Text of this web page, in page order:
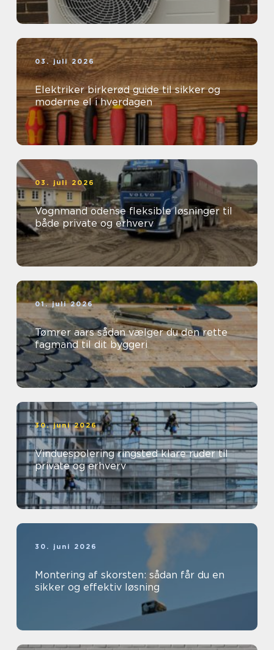
03. juli 2026
Elektriker birkerød guide til sikker og
moderne el i hverdagen
03. juli 2026
Vognmand odense fleksible løsninger til
både private og erhverv
01. juli 2026
Tømrer aars sådan vælger du den rette
fagmand til dit byggeri
30. juni 2026
Vinduespolering ringsted klare ruder til
private og erhverv
30. juni 2026
Montering af skorsten: sådan får du en
sikker og effektiv løsning